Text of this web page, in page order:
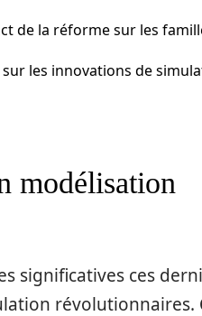
de la réforme sur les
sur les innovations de
modélisation
significatives ces
révolutionnaires.